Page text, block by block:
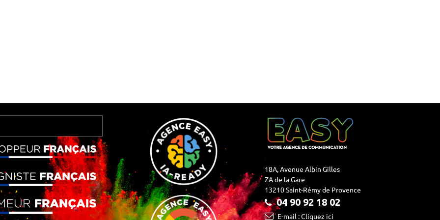
18A, Avenue Albin Gilles
ZA de la Gare
13210 Saint-Rémy de Provence
04 90 92 18 02
E-mail : Cliquez ici